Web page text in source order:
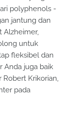
polyphenols -
jantung dan
Alzheimer,
untuk
fleksibel dan
Anda juga baik
Robert Krikorian,
pada